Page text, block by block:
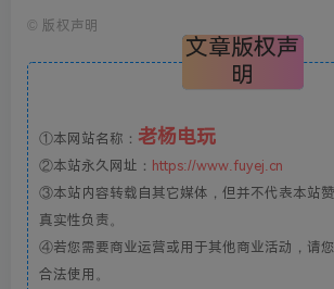
© 版权声明
文章版权声
明
①本网站名称： 老杨电玩
②本站永久网址： https://www.fuyej.cn
③本站内容转载自其它媒体，但并不代表本站
真实性负责。
④若您需要商业运营或用于其他商业活动，请
合法使用。